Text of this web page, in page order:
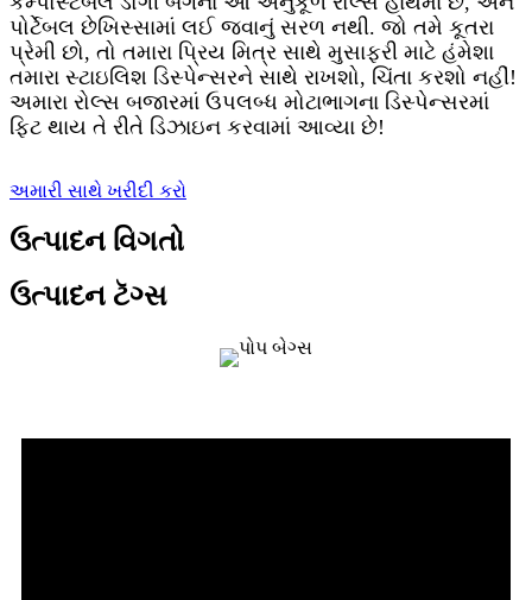
પોર્ટેબલ છેખિસ્સામાં લઈ જવાનું સરળ નથી. જો તમે કૂતરા
પ્રેમી છો, તો તમારા પ્રિય મિત્ર સાથે મુસાફરી માટે હંમેશા
તમારા સ્ટાઇલિશ ડિસ્પેન્સરને સાથે રાખશો, ચિંતા કરશો નહીં!
અમારા રોલ્સ બજારમાં ઉપલબ્ધ મોટાભાગના ડિસ્પેન્સરમાં
ફિટ થાય તે રીતે ડિઝાઇન કરવામાં આવ્યા છે!
અમારી સાથે ખરીદી કરો
ઉત્પાદન વિગતો
ઉત્પાદન ટૅગ્સ